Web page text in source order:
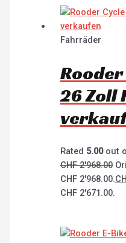
Fahrräder
26 Zoll
Rated 5.00out
CHF2'968.00
CHF 2'968.00.
CHF 2'671.00.